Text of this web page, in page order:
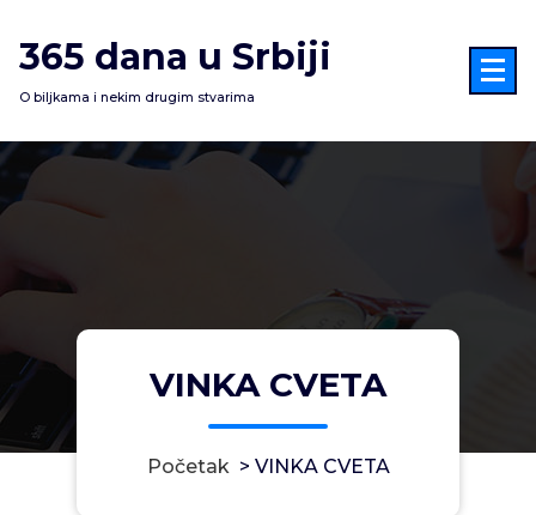
na
sadržaj
365 dana u Srbiji
O biljkama i nekim drugim stvarima
VINKA CVETA
Početak> VINKA CVETA